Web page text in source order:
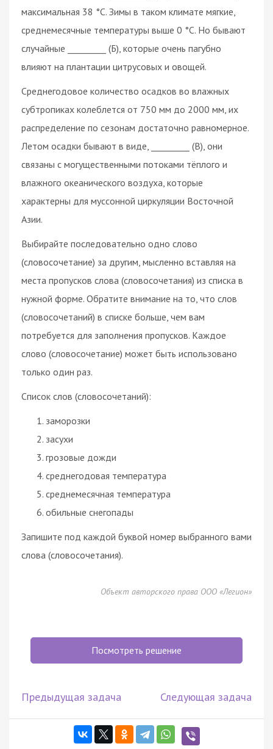
максимальная 38 °C. Зимы в таком климате мягкие,
среднемесячные температуры выше 0 °C. Но бывают
случайные _________ (Б), которые очень пагубно
влияют на плантации цитрусовых и овощей.
Среднегодовое количество осадков во влажных
субтропиках колеблется от 750 мм до 2000 мм, их
распределение по сезонам достаточно равномерное.
Летом осадки бывают в виде, _________ (В), они
связаны с могущественными потоками тёплого и
влажного океанического воздуха, которые
характерны для муссонной циркуляции Восточной
Азии.
Выбирайте последовательно одно слово
(словосочетание) за другим, мысленно вставляя на
места пропусков слова (словосочетания) из списка в
нужной форме. Обратите внимание на то, что слов
(словосочетаний) в списке больше, чем вам
потребуется для заполнения пропусков. Каждое
слово (словосочетание) может быть использовано
только один раз.
Список слов (словосочетаний):
заморозки
засухи
грозовые дожди
среднегодовая температура
среднемесячная температура
обильные снегопады
Запишите под каждой буквой номер выбранного вами
слова (словосочетания).
Объект авторского права ООО «Легион»
Посмотреть решение
Предыдущая задача Следующая задача